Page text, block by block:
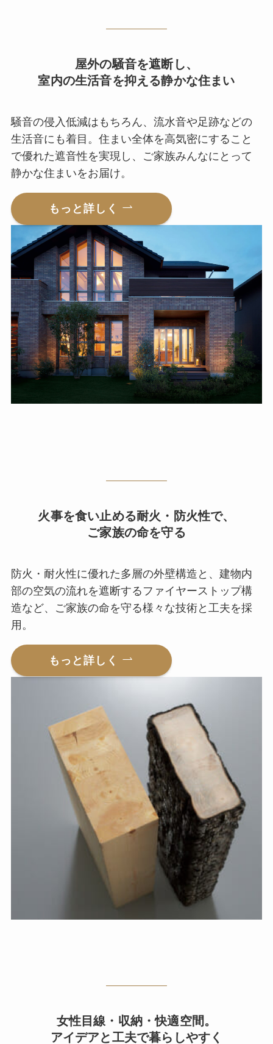
屋外の騒音を遮断し、
室内の生活音を抑える静かな住まい
騒音の侵入低減はもちろん、流水音や足跡などの
生活音にも着目。住まい全体を高気密にすること
で優れた遮音性を実現し、ご家族みんなにとって
静かな住まいをお届け。
もっと詳しく
火事を食い止める耐火・防火性で、
ご家族の命を守る
防火・耐火性に優れた多層の外壁構造と、建物内
部の空気の流れを遮断するファイヤーストップ構
造など、ご家族の命を守る様々な技術と工夫を採
用。
もっと詳しく
女性目線・収納・快適空間。
アイデアと工夫で暮らしやすく